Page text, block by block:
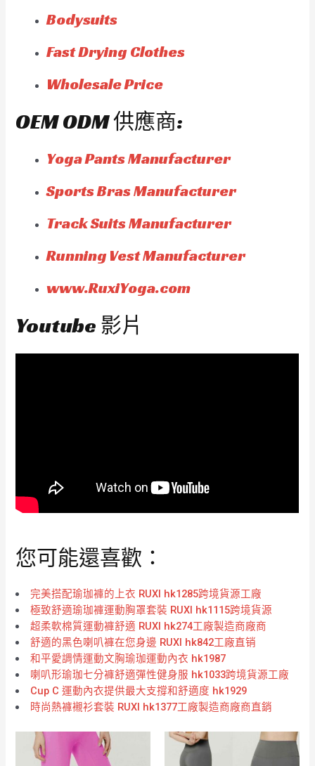
Bodysuits
Fast Drying Clothes
Wholesale Price
OEM ODM 供應商:
Yoga Pants Manufacturer
Sports Bras Manufacturer
Track Suits Manufacturer
Running Vest Manufacturer
www.RuxiYoga.com
Youtube 影片
您可能還喜歡：
完美搭配瑜珈褲的上衣 RUXI hk1285跨境貨源工廠
極致舒適瑜珈褲運動胸罩套裝 RUXI hk1115跨境貨源
超柔軟棉質運動褲舒適 RUXI hk274工廠製造商廠商
舒適的黑色喇叭褲在您身邊 RUXI hk842工廠直销
和平愛調情運動文胸瑜珈運動內衣 hk1987
喇叭形瑜珈七分褲舒適彈性健身服 hk1033跨境貨源工廠
Cup C 運動內衣提供最大支撐和舒適度 hk1929
時尚熱褲襯衫套裝 RUXI hk1377工廠製造商廠商直銷